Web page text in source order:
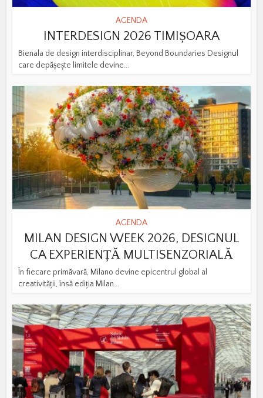
AGENDA
INTERDESIGN 2026 TIMIȘOARA
Bienala de design interdisciplinar, Beyond Boundaries Designul
care depășește limitele devine...
AGENDA
MILAN DESIGN WEEK 2026, DESIGNUL
CA EXPERIENȚĂ MULTISENZORIALĂ
În fiecare primăvară, Milano devine epicentrul global al
creativității, însă ediția Milan...